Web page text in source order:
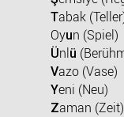
Tabak
Oyun (Spiel)
Ünlü
Vazo (Vase)
Yeni (Neu)
Zaman (Zeit)